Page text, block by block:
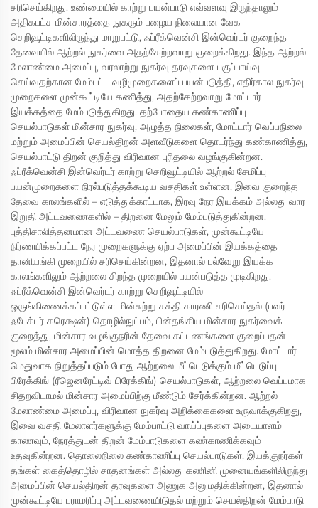
சரிசெய்கிறது. உண்மையில் காற்று பயன்பாடு எவ்வளவு இருந்தாலும்
அதிகபட்ச மின்சாரத்தை நுகரும் பழைய நிலையான வேக
செறிவூட்டிகளிலிருந்து மாறுபட்டு, ஃப்ரீக்வென்சி இன்வெர்டர் குறைந்த
தேவையில் ஆற்றல் நுகர்வை அதற்கேற்றவாறு குறைக்கிறது. இந்த ஆற்றல்
மேலாண்மை அமைப்பு, வரலாற்று நுகர்வு தரவுகளை பகுப்பாய்வு
செய்வதற்கான மேம்பட்ட வழிமுறைகளைப் பயன்படுத்தி, எதிர்கால நுகர்வு
முறைகளை முன்கூட்டியே கணித்து, அதற்கேற்றவாறு மோட்டார்
இயக்கத்தை மேம்படுத்துகிறது. தற்போதைய கண்காணிப்பு
செயல்பாடுகள் மின்சார நுகர்வு, அழுத்த நிலைகள், மோட்டார் வெப்பநிலை
மற்றும் அமைப்பின் செயல்திறன் அளவீடுகளை தொடர்ந்து கண்காணித்து,
செயல்பாட்டு திறன் குறித்து விரிவான புரிதலை வழங்குகின்றன.
ஃப்ரீக்வென்சி இன்வெர்டர் காற்று செறிவூட்டியில் ஆற்றல் சேமிப்பு
பயன்முறைகளை நிரல்படுத்தக்கூடிய வசதிகள் உள்ளன, இவை குறைந்த
தேவை காலங்களில் – எடுத்துக்காட்டாக, இரவு நேர இயக்கம் அல்லது வார
இறுதி அட்டவணைகளில் – திறனை மேலும் மேம்படுத்துகின்றன.
புத்திசாலித்தனமான அட்டவணை செயல்பாடுகள், முன்கூட்டியே
நிர்ணயிக்கப்பட்ட நேர முறைகளுக்கு ஏற்ப அமைப்பின் இயக்கத்தை
தானியங்கி முறையில் சரிசெய்கின்றன, இதனால் பல்வேறு இயக்க
காலங்களிலும் ஆற்றலை சிறந்த முறையில் பயன்படுத்த முடிகிறது.
ஃப்ரீக்வென்சி இன்வெர்டர் காற்று செறிவூட்டியில்
ஒருங்கிணைக்கப்பட்டுள்ள மின்சுற்று சக்தி காரணி சரிசெய்தல் (பவர்
ஃபேக்டர் கரெக்ஷன்) தொழில்நுட்பம், பின்தங்கிய மின்சார நுகர்வைக்
குறைத்து, மின்சார வழங்குநரின் தேவை கட்டணங்களை குறைப்பதன்
மூலம் மின்சார அமைப்பின் மொத்த திறனை மேம்படுத்துகிறது. மோட்டார்
மெதுவாக நிறுத்தப்படும் போது ஆற்றலை மீட்டெடுக்கும் மீட்டெடுப்பு
பிரேக்கிங் (ரீஜெனரேட்டிவ் பிரேக்கிங்) செயல்பாடுகள், ஆற்றலை வெப்பமாக
சிதறவிடாமல் மின்சார அமைப்பிற்கு மீண்டும் சேர்க்கின்றன. ஆற்றல்
மேலாண்மை அமைப்பு, விரிவான நுகர்வு அறிக்கைகளை உருவாக்குகிறது,
இவை வசதி மேலாளர்களுக்கு மேம்பாட்டு வாய்ப்புகளை அடையாளம்
காணவும், நேரத்துடன் திறன் மேம்பாடுகளை கண்காணிக்கவும்
உதவுகின்றன. தொலைநிலை கண்காணிப்பு செயல்பாடுகள், இயக்குநர்கள்
தங்கள் கைத்தொழில் சாதனங்கள் அல்லது கணினி முனையங்களிலிருந்து
அமைப்பின் செயல்திறன் தரவுகளை அணுக அனுமதிக்கின்றன, இதனால்
முன்கூட்டியே பராமரிப்பு அட்டவணையிடுதல் மற்றும் செயல்திறன் மேம்பாடு